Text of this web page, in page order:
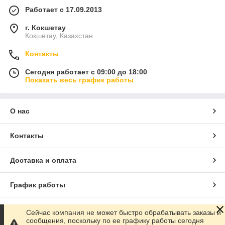
Работает с 17.09.2013
г. Кокшетау
Кокшетау, Казахстан
Контакты
Сегодня работает с 09:00 до 18:00
Показать весь график работы
О нас
Контакты
Доставка и оплата
График работы
Полная версия сайта
Сейчас компания не может быстро обрабатывать заказы и
сообщения, поскольку по ее графику работы сегодня